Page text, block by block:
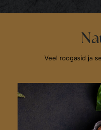
Veel roogasid ja